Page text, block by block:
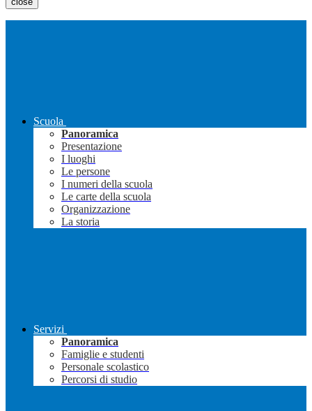
Scuola
Panoramica
Presentazione
I luoghi
Le persone
I numeri della scuola
Le carte della scuola
Organizzazione
La storia
Servizi
Panoramica
Famiglie e studenti
Personale scolastico
Percorsi di studio